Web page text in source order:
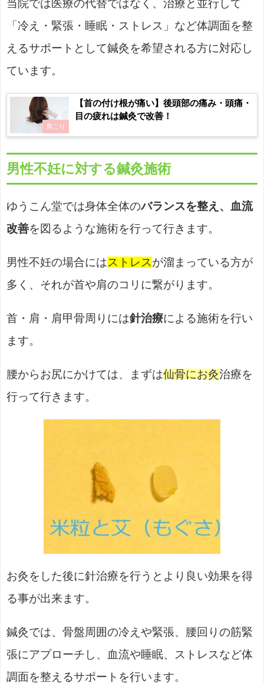
当院では医療の代替ではなく、治療と並行して
「冷え・緊張・睡眠・ストレス」など体調面を整
えるサポートとして鍼灸を希望される方に対応し
ています。
肩こり
【首の付け根が痛い】後頭部の痛み・頭痛・
目の疲れは鍼灸で改善！
男性不妊に対する鍼灸施術
ゆうこん堂では身体全体のバランスを整え、血流
改善を図るような施術を行って行きます。
男性不妊の場合には ストレス が溜まっている方が
多く、それが首や肩のコリに繋がります。
首・肩・肩甲骨周りには針治療による施術を行い
ます。
腰からお尻にかけては、まずは仙骨にお灸治療を
行って行きます。
お灸をした後に針治療を行うとより良い効果を得
る事が出来ます。
鍼灸では、骨盤周囲の冷えや緊張、腰回りの筋緊
張にアプローチし、血流や睡眠、ストレスなど体
調面を整えるサポートを行います。